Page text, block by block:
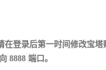
登录后第一时间修改宝塔
8888 端口。